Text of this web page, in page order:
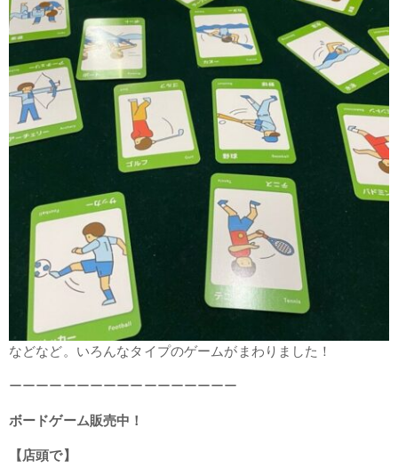
などなど。いろんなタイプのゲームがまわりました！
ーーーーーーーーーーーーーーーーー
ボードゲーム販売中！
【店頭で】